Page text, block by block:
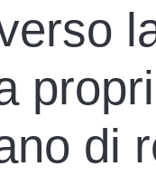
di